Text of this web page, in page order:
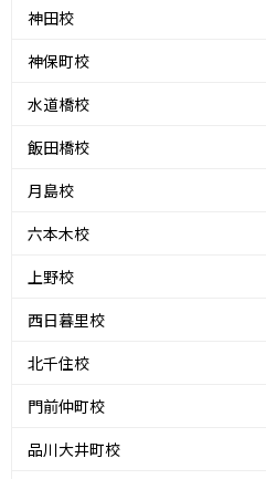
神田校
神保町校
水道橋校
飯田橋校
月島校
六本木校
上野校
西日暮里校
北千住校
門前仲町校
品川大井町校